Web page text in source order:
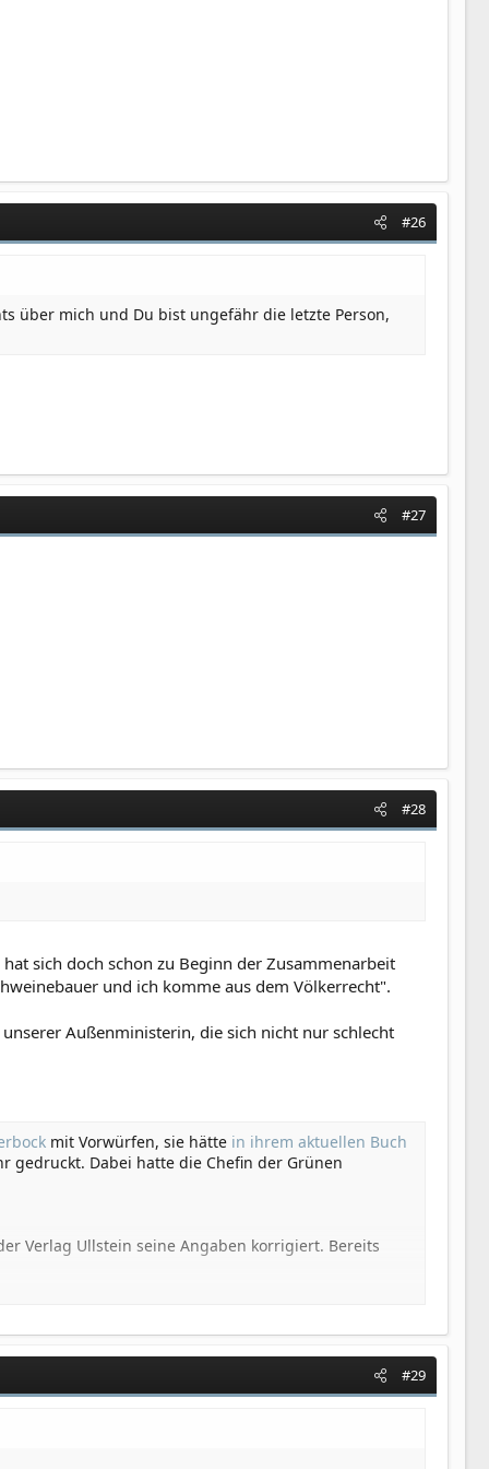
#26
über mich und Du bist ungefähr die letzte Person,
#27
#28
sich doch schon zu Beginn der Zusammenarbeit
und ich komme aus dem Völkerrecht".
Außenministerin, die sich nicht nur schlecht
mit Vorwürfen, sie hätte in ihrem aktuellen Buch
gedruckt. Dabei hatte die Chefin der Grünen
Verlag Ullstein seine Angaben korrigiert. Bereits
#29